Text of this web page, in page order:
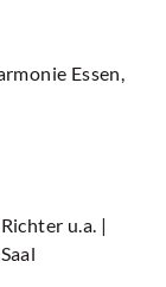
Essen,
u.a. |